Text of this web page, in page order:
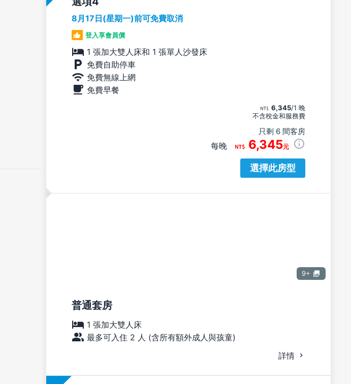
8月17日(星期一)前可免費取消
登入享會員價
1 張加大雙人床和 1 張單人沙發床
免費自助停車
免費無線上網
免費早餐
6,345/1 晚
不含稅金和服務費
只剩 6 間客房
每晚 6,345元
選擇此房型
9+
普通套房
1 張加大雙人床
最多可入住 2 人 (含所有額外成人與孩童)
詳情